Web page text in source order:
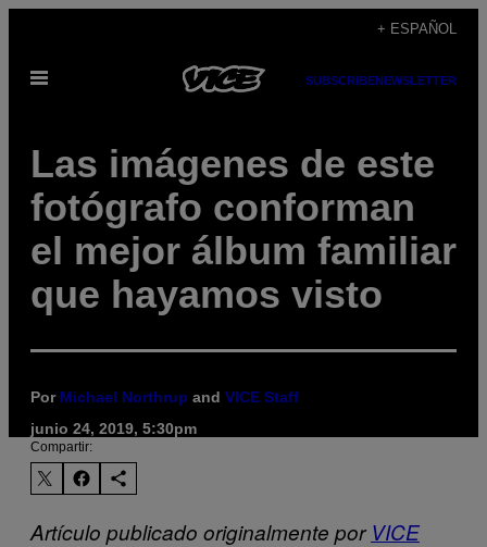
contenido
+ ESPAÑOL
Abrir
SUBSCRIBENEWSLETTER
Las imágenes de este
fotógrafo conforman
el mejor álbum familiar
que hayamos visto
Por Michael Northrup and VICE Staff
junio 24, 2019, 5:30pm
Compartir:
Artículo publicado originalmente porVICE